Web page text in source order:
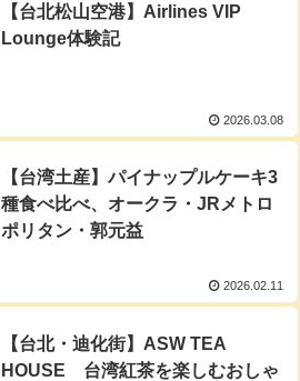
【台北松山空港】Airlines VIP
Lounge体験記
2026.03.08
【台湾土産】パイナップルケーキ3
種食べ比べ、オークラ・JRメトロ
ポリタン・郭元益
2026.02.11
【台北・迪化街】ASW TEA
HOUSE 台湾紅茶を楽しむおしゃ